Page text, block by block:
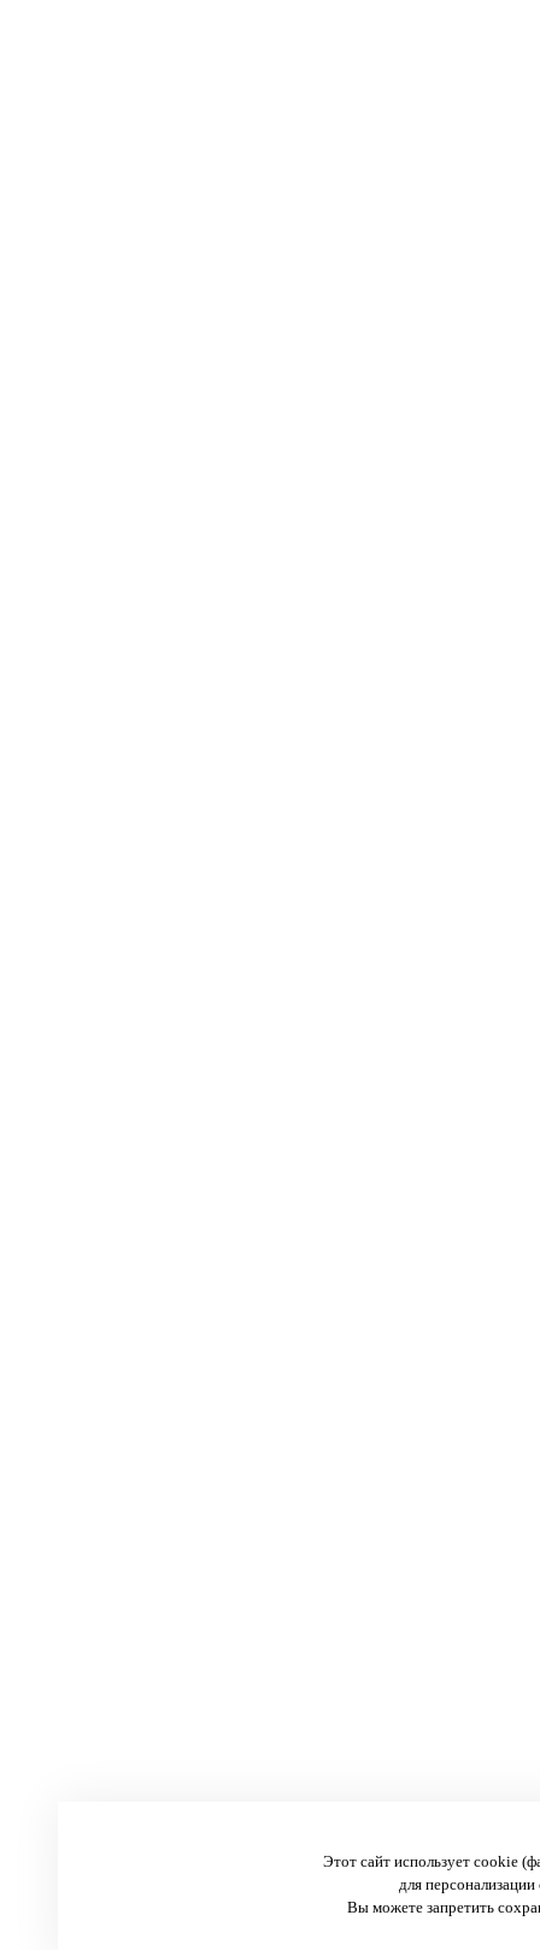
Этот сайт использует cookie
для персонализации
Вы можете запретить